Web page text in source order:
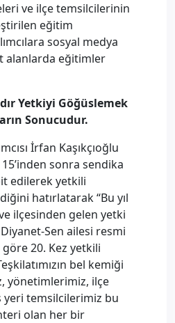
ve ilçe temsilcilerinin
eğitim
sosyal medya
alanlarda eğitimler
Yetkiyi Göğüslemek
Sonucudur.
İrfan Kaşıkçıoğlu
15’inden sonra sendika
edilerek yetkili
hatırlatarak “Bu yıl
ilçesinden gelen yetki
Sen ailesi resmi
20. Kez yetkili
bel kemiği
yönetimlerimiz, ilçe
yeri temsilcilerimiz bu
olan her bir